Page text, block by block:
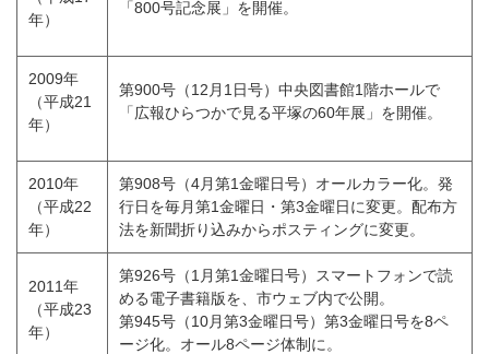
年）
「800号記念展」を開催。
2009年
（平成21
年）
第900号（12月1日号）中央図書館1階ホールで
「広報ひらつかで見る平塚の60年展」を開催。
2010年
（平成22
年）
第908号（4月第1金曜日号）オールカラー化。発
行日を毎月第1金曜日・第3金曜日に変更。配布方
法を新聞折り込みからポスティングに変更。
2011年
（平成23
年）
第926号（1月第1金曜日号）スマートフォンで読
める電子書籍版を、市ウェブ内で公開。
第945号（10月第3金曜日号）第3金曜日号を8ペ
ージ化。オール8ページ体制に。